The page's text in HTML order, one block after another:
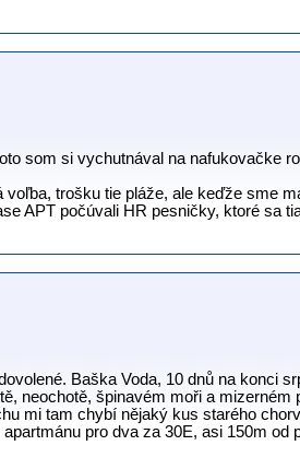
som si vychutnával na nafukovačke
voľba, trošku tie pláže, ale keďže sme
APT počúvali HR pesničky, ktoré sa
Baška Voda, 10 dnů na konci
neochotě, špinavém moři a
mi tam chybí nějaký kus starého
pro dva za 30E, asi 150m